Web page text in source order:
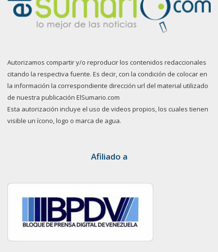
Autorizamos compartir y/o reproducir los contenidos redaccionales
citando la respectiva fuente. Es decir, con la condición de colocar en
la información la correspondiente dirección url del material utilizado
de nuestra publicación ElSumario.com
Esta autorización incluye el uso de videos propios, los cuales tienen
visible un ícono, logo o marca de agua.
Afiliado a